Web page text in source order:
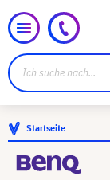
Startseite